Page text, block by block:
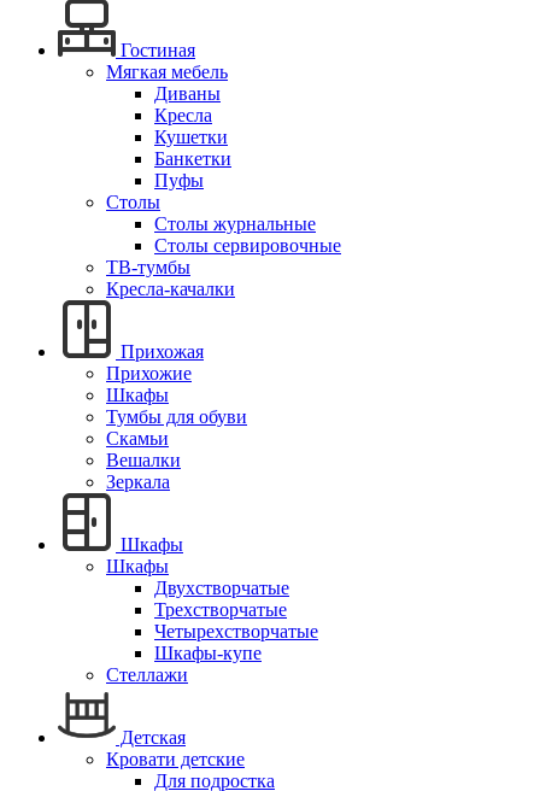
Гостиная
Мягкая мебель
Диваны
Кресла
Кушетки
Банкетки
Пуфы
Столы
Столы журнальные
Столы сервировочные
ТВ-тумбы
Кресла-качалки
Прихожая
Прихожие
Шкафы
Тумбы для обуви
Скамьи
Вешалки
Зеркала
Шкафы
Шкафы
Двухстворчатые
Трехстворчатые
Четырехстворчатые
Шкафы-купе
Стеллажи
Детская
Кровати детские
Для подростка